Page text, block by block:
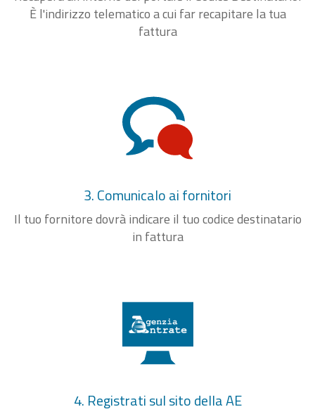
È l'indirizzo telematico a cui far recapitare la tua
fattura
3. Comunicalo ai fornitori
Il tuo fornitore dovrà indicare il tuo codice destinatario
in fattura
4. Registrati sul sito della AE